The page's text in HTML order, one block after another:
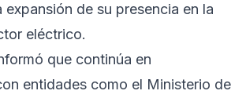
expansión de su presencia en la
eléctrico.
que continúa en
entidades como el Ministerio de